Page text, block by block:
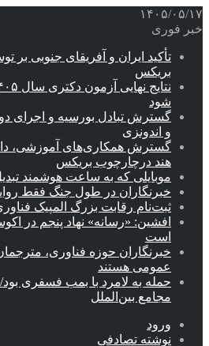
۱۴۰۵/۰۵/۱۷
خبر فوری
تأکید ایران و آفریقای جنوبی بر
بریکس
شود
گسترش تبادل بورسیه و اجرای
و اندونزی
گسترش همکاری‌های آموزشی،
هند درچارچوب بریکس
موبایلی که به ساعت هوشمند
خبرنگاران در طول جنگ فقط
ثبت‌نام رقابت بزرگ المپیک فناوری ۲۰۲۶ آغاز
افشین: «رسانه» نهاد پنجم در
است
خبرنگاران حوزه فناوری،
عمومی هستند
حمله به لامرد با بمب فسفری
مجامع بین‌الملل
ورود
نوشته تصادفی